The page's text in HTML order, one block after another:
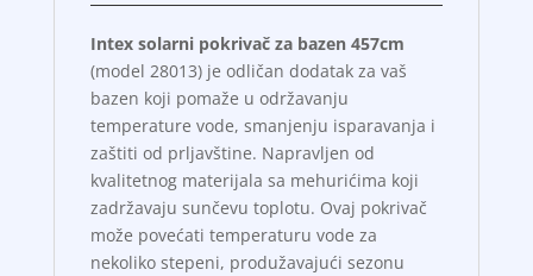
Intex solarni pokrivač za bazen 457cm
(model 28013) je odličan dodatak za vaš
bazen koji pomaže u održavanju
temperature vode, smanjenju isparavanja i
zaštiti od prljavštine. Napravljen od
kvalitetnog materijala sa mehurićima koji
zadržavaju sunčevu toplotu. Ovaj pokrivač
može povećati temperaturu vode za
nekoliko stepeni, produžavajući sezonu